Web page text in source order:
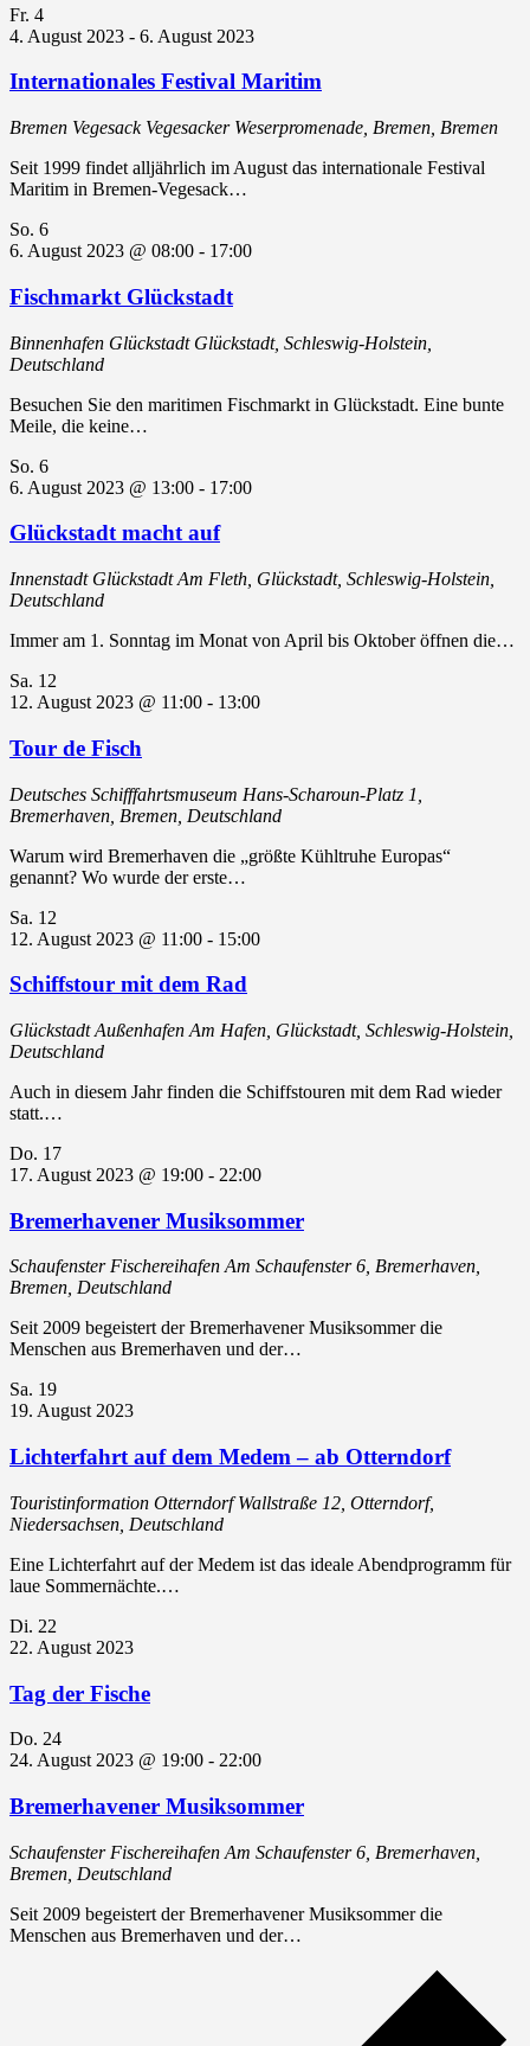
Fr. 4
4. August 2023 - 6. August 2023
Internationales Festival Maritim
Bremen Vegesack Vegesacker Weserpromenade, Bremen, Bremen
Seit 1999 findet alljährlich im August das internationale Festival
Maritim in Bremen-Vegesack…
So. 6
6. August 2023 @ 08:00 - 17:00
Fischmarkt Glückstadt
Binnenhafen Glückstadt Glückstadt, Schleswig-Holstein,
Deutschland
Besuchen Sie den maritimen Fischmarkt in Glückstadt. Eine bunte
Meile, die keine…
So. 6
6. August 2023 @ 13:00 - 17:00
Glückstadt macht auf
Innenstadt GlückstadtAm Fleth, Glückstadt, Schleswig-Holstein,
Deutschland
Immer am 1. Sonntag im Monat von April bis Oktober öffnen die…
Sa. 12
12. August 2023 @ 11:00 - 13:00
Tour de Fisch
Deutsches Schifffahrtsmuseum Hans-Scharoun-Platz 1,
Bremerhaven, Bremen, Deutschland
Warum wird Bremerhaven die „größte Kühltruhe Europas“
genannt? Wo wurde der erste…
Sa. 12
12. August 2023 @ 11:00 - 15:00
Schiffstour mit dem Rad
Glückstadt Außenhafen Am Hafen, Glückstadt, Schleswig-Holstein,
Deutschland
Auch in diesem Jahr finden die Schiffstouren mit dem Rad wieder
statt.…
Do. 17
17. August 2023 @ 19:00 - 22:00
Bremerhavener Musiksommer
Schaufenster Fischereihafen Am Schaufenster 6, Bremerhaven,
Bremen, Deutschland
Seit 2009 begeistert der Bremerhavener Musiksommer die
Menschen aus Bremerhaven und der…
Sa. 19
19. August 2023
Lichterfahrt auf dem Medem – ab Otterndorf
Touristinformation OtterndorfWallstraße 12, Otterndorf,
Niedersachsen, Deutschland
Eine Lichterfahrt auf der Medem ist das ideale Abendprogramm für
laue Sommernächte.…
Di. 22
22. August 2023
Tag der Fische
Do. 24
24. August 2023 @ 19:00 - 22:00
Bremerhavener Musiksommer
Schaufenster Fischereihafen Am Schaufenster 6, Bremerhaven,
Bremen, Deutschland
Seit 2009 begeistert der Bremerhavener Musiksommer die
Menschen aus Bremerhaven und der…